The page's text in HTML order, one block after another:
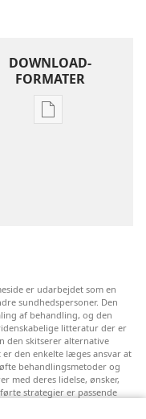
DOWNLOAD-
FORMATER
Indstillinger
blodtransfusion
at
forebygge
og
behandle
blødning
er udarbejdet som en
sundhedspersoner. Den
af behandling, og den
litteratur der er
den skitserer alternative
den enkelte læges ansvar at
behandlingsmetoder og
med deres lidelse, ønsker,
strategier er passende